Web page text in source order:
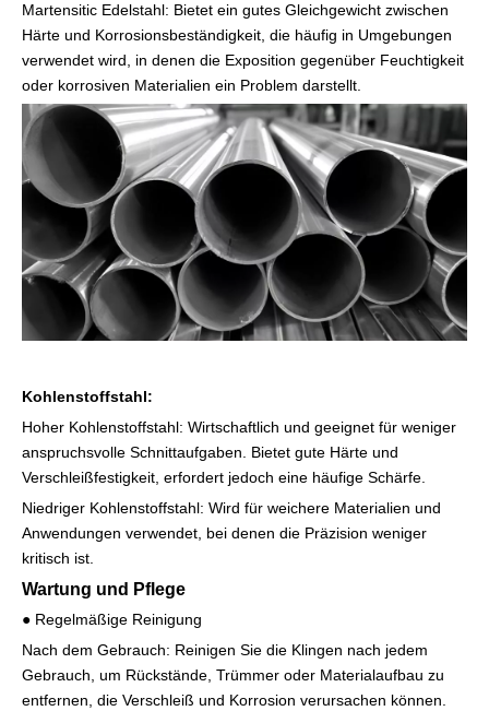
Martensitic Edelstahl: Bietet ein gutes Gleichgewicht zwischen
Härte und Korrosionsbeständigkeit, die häufig in Umgebungen
verwendet wird, in denen die Exposition gegenüber Feuchtigkeit
oder korrosiven Materialien ein Problem darstellt.
Kohlenstoffstahl:
Hoher Kohlenstoffstahl: Wirtschaftlich und geeignet für weniger
anspruchsvolle Schnittaufgaben. Bietet gute Härte und
Verschleißfestigkeit, erfordert jedoch eine häufige Schärfe.
Niedriger Kohlenstoffstahl: Wird für weichere Materialien und
Anwendungen verwendet, bei denen die Präzision weniger
kritisch ist.
Wartung und Pflege
● Regelmäßige Reinigung
Nach dem Gebrauch: Reinigen Sie die Klingen nach jedem
Gebrauch, um Rückstände, Trümmer oder Materialaufbau zu
entfernen, die Verschleiß und Korrosion verursachen können.